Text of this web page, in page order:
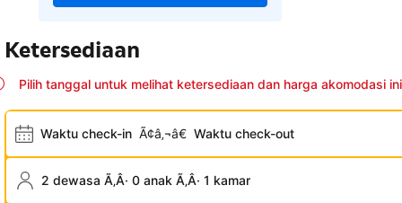
Ketersediaan
Pilih tanggal untuk melihat ketersediaan dan harga akomodasi ini
Waktu check-in Ã¢â‚¬â€ Waktu check-out
2 dewasa Ã‚Â· 0 anak Ã‚Â· 1 kamar